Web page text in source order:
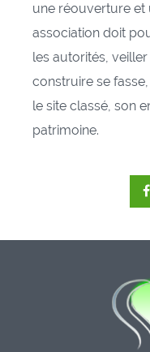
une réouverture et
association doit
les autorités,
construire se
le site classé, son
patrimoine.